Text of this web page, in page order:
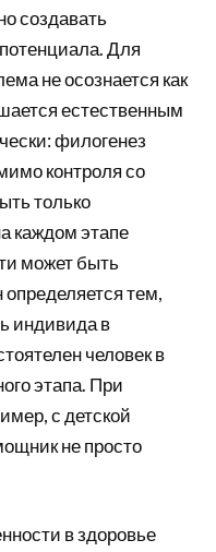
создавать
Для
не осознается как
естественным
филогенез
контроля со
только
каждом этапе
может быть
тем,
индивида в
человек в
этапа. При
с детской
не просто
в здоровье